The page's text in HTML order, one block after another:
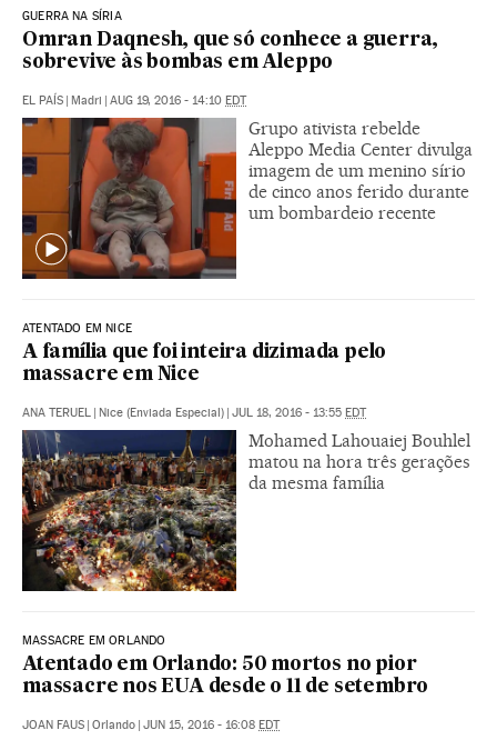
GUERRA NA SÍRIA
Omran Daqnesh, que só conhece a guerra,
sobrevive às bombas em Aleppo
EL PAÍS | Madri | AUG 19, 2016 - 14:10 EDT
Grupo ativista rebelde
Aleppo Media Center divulga
imagem de um menino sírio
de cinco anos ferido durante
um bombardeio recente
ATENTADO EM NICE
A família que foi inteira dizimada pelo
massacre em Nice
ANA TERUEL | Nice (Enviada Especial) | JUL 18, 2016 - 13:55 EDT
Mohamed Lahouaiej Bouhlel
matou na hora três gerações
da mesma família
MASSACRE EM ORLANDO
Atentado em Orlando: 50 mortos no pior
massacre nos EUA desde o 11 de setembro
JOAN FAUS | Orlando | JUN 15, 2016 - 16:08 EDT